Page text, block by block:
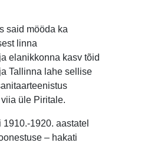
said mööda ka
linna
elanikkonna kasv tõid
Tallinna lahe sellise
üle Piritale.
1910.-1920. aastatel
– hakati